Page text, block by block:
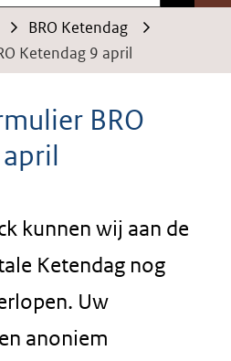
BRO Ketendag
Ketendag 9 april
BRO
kunnen wij aan de
Ketendag nog
Uw
anoniem